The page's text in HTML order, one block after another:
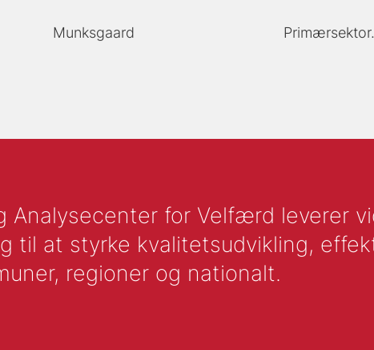
Munksgaard
Analysecenter for Velfærd leverer
til at styrke kvalitetsudvikling,
regioner og nationalt.